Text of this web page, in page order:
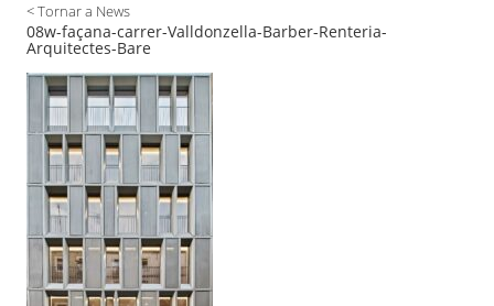
< Tornar a News
08w-façana-carrer-Valldonzella-Barber-Renteria-
Arquitectes-Bare